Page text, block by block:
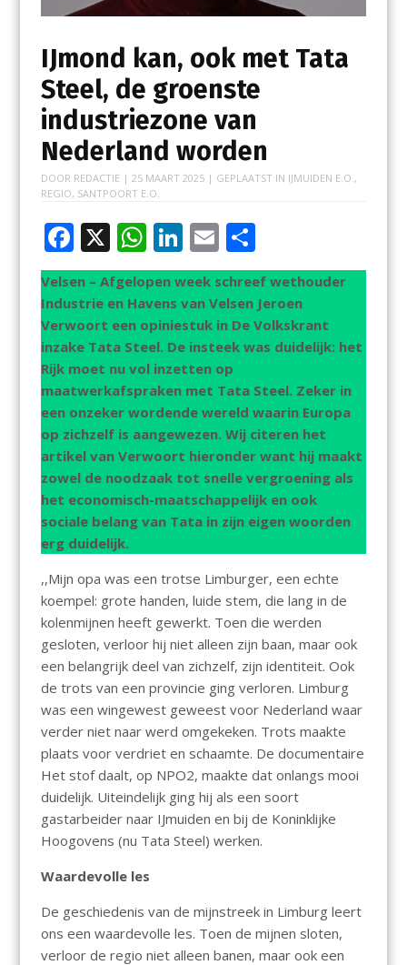
IJmond kan, ook met Tata
Steel, de groenste
industriezone van
Nederland worden
DOOR REDACTIE | 25 MAART 2025| GEPLAATST IN IJMUIDEN E.O.,
REGIO, SANTPOORT E.O.
F
ac
e
b
o
o
k
X W
h
at
s
A
p
p
Li
n
k
e
dI
n
E
m
ai
l
D
el
e
n
Velsen – Afgelopen week schreef wethouder
Industrie en Havens van Velsen Jeroen
Verwoort een opiniestuk in De Volkskrant
inzake Tata Steel. De insteek was duidelijk: het
Rijk moet nu vol inzetten op
maatwerkafspraken met Tata Steel. Zeker in
een onzeker wordende wereld waarin Europa
op zichzelf is aangewezen. Wij citeren het
artikel van Verwoort hieronder want hij maakt
zowel de noodzaak tot snelle vergroening als
het economisch-maatschappelijk en ook
sociale belang van Tata in zijn eigen woorden
erg duidelijk.
,,Mijn opa was een trotse Limburger, een echte
koempel: grote handen, luide stem, die lang in de
kolenmijnen heeft gewerkt. Toen die werden
gesloten, verloor hij niet alleen zijn baan, maar ook
een belangrijk deel van zichzelf, zijn identiteit. Ook
de trots van een provincie ging verloren. Limburg
was een wingewest geweest voor Nederland waar
verder niet naar werd omgekeken. Trots maakte
plaats voor verdriet en schaamte. De documentaire
Het stof daalt, op NPO2, maakte dat onlangs mooi
duidelijk. Uiteindelijk ging hij als een soort
gastarbeider naar IJmuiden en bij de Koninklijke
Hoogovens (nu Tata Steel) werken.
Waardevolle les
De geschiedenis van de mijnstreek in Limburg leert
ons een waardevolle les. Toen de mijnen sloten,
verloor de regio niet alleen banen, maar ook een